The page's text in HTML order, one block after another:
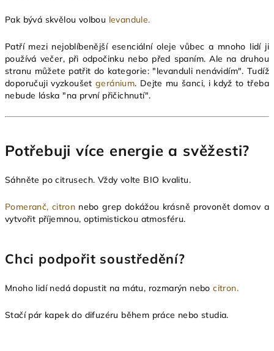
Pak bývá skvělou volbou levandule.
Patří mezi nejoblíbenější esenciální oleje vůbec a mnoho lidí ji
používá večer, při odpočinku nebo před spaním. Ale na druhou
stranu můžete patřit do kategorie: "levanduli nenávidím". Tudíž
doporučuji vyzkoušet geránium. Dejte mu šanci, i když to třeba
nebude láska "na první přičichnutí".
Potřebuji více energie a svěžesti?
Sáhněte po citrusech. Vždy volte BIO kvalitu.
Pomeranč, citron nebo grep dokážou krásně provonět domov a
vytvořit příjemnou, optimistickou atmosféru.
Chci podpořit soustředění?
Mnoho lidí nedá dopustit na mátu, rozmarýn nebocitron.
Stačí pár kapek do difuzéru během práce nebo studia.